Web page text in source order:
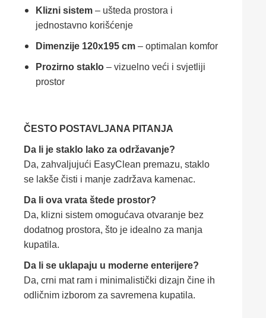
Klizni sistem – ušteda prostora i
jednostavno korišćenje
Dimenzije 120x195 cm – optimalan komfor
Prozirno staklo – vizuelno veći i svjetliji
prostor
ČESTO POSTAVLJANA PITANJA
Da li je staklo lako za održavanje?
Da, zahvaljujući EasyClean premazu, staklo
se lakše čisti i manje zadržava kamenac.
Da li ova vrata štede prostor?
Da, klizni sistem omogućava otvaranje bez
dodatnog prostora, što je idealno za manja
kupatila.
Da li se uklapaju u moderne enterijere?
Da, crni mat ram i minimalistički dizajn čine ih
odličnim izborom za savremena kupatila.